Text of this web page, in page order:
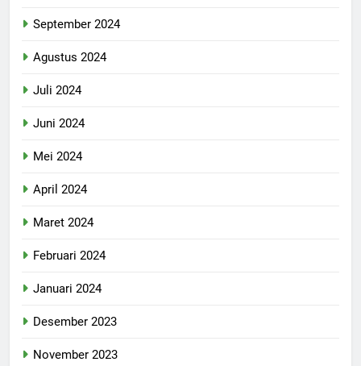
September 2024
Agustus 2024
Juli 2024
Juni 2024
Mei 2024
April 2024
Maret 2024
Februari 2024
Januari 2024
Desember 2023
November 2023